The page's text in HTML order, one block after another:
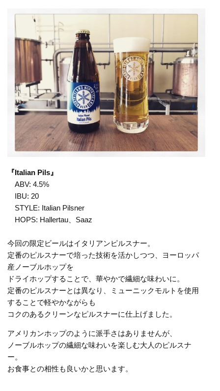
『Italian Pils』
ABV: 4.5%
IBU: 20
STYLE: Italian Pilsner
HOPS: Hallertau、Saaz
今回の限定ビールはイタリアンピルスナー。
定番のピルスナーで培った技術を活かしつつ、ヨーロッパ
産ノーブルホップを
ドライホップすることで、華やかで繊細な味わいに。
定番のピルスナーとは異なり、ミューニックモルトを使用
することで軽やかながらも
コクのあるクリーンなピルスナーに仕上げました。
アメリカンホップのように派手さはありませんが、
ノーブルホップの繊細な味わいを楽しむ大人のピルスナ
ー。
お食事との相性も良いかと思います。